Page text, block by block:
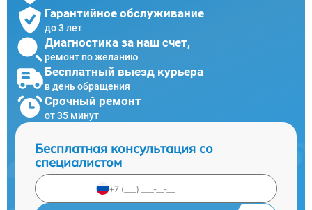
Гарантийное обслуживание
до 3 лет
Диагностика за наш счет,
ремонт по желанию
Бесплатный выезд курьера
в день обращения
Срочный ремонт
от 35 минут
Бесплатная консультация со
специалистом